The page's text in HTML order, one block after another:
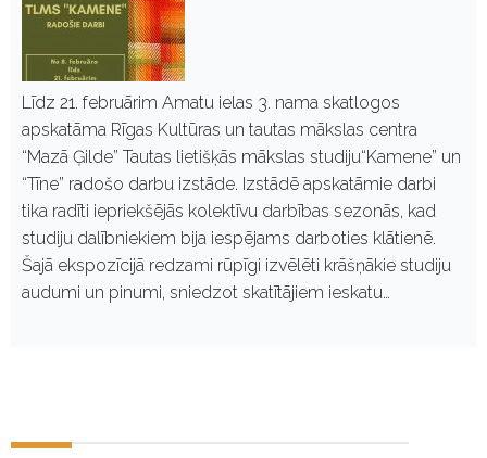
2
Līdz 21. februārim Amatu ielas 3. nama skatlogos
apskatāma Rīgas Kultūras un tautas mākslas centra
“Mazā Ģilde” Tautas lietišķās mākslas studiju“Kamene” un
“Tīne” radošo darbu izstāde. Izstādē apskatāmie darbi
tika radīti iepriekšējās kolektīvu darbības sezonās, kad
studiju dalībniekiem bija iespējams darboties klātienē.
Šajā ekspozīcijā redzami rūpīgi izvēlēti krāšņākie studiju
audumi un pinumi, sniedzot skatītājiem ieskatu…